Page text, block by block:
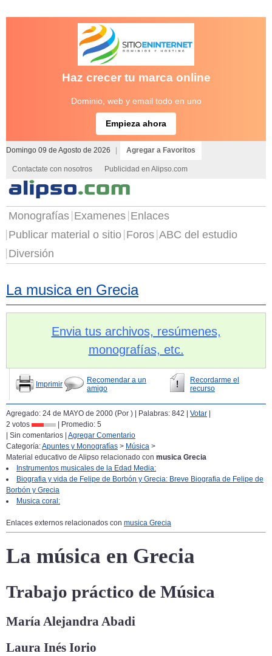
Haz crecer tu marca online
Dominio, web y email todo en uno
Empieza ahora
Domingo 09 de Agosto de 2026 Agregar a Favoritos
Contactate con nosotros Publicidad en Alipso.com
Monografías Examenes Enlaces
Publicar material o sitio Foros ABC del estudio
Diversión
La musica en Grecia
Envia tus archivos, resúmenes,
monografías, etc.
Imprimir
Recomendar a un
amigo
Recordarme el
recurso
Agregado: 24 de MAYO de 2000 (Por ) | Palabras: 842 | Votar
2 votos
| Promedio: 5
| Sin comentarios | Agregar Comentario
Categoría:Apuntes y Monografías > Música >
Material educativo de Alipso relacionado con musica Grecia
Instrumentos musicales de la Edad Media:
Biografia y vida de Felipe de Borbón y Grecia: Breve Biografia de Felipe de
Borbón y Grecia
Musica coral:
Enlaces externos relacionados con musica Grecia
La música en Grecia
Trabajo práctico de Música
María Alejandra Abadi
Laura Inés Iorio